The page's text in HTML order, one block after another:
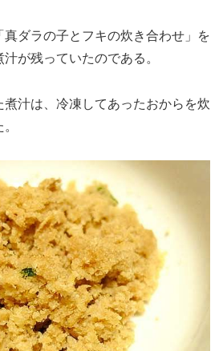
ダラの子とフキの炊き合わせ」を
が残っていたのである。
汁は、冷凍してあったおからを炊